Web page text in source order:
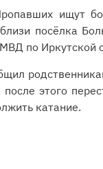
ищут
посёлка
по Иркутской
этого
катание.